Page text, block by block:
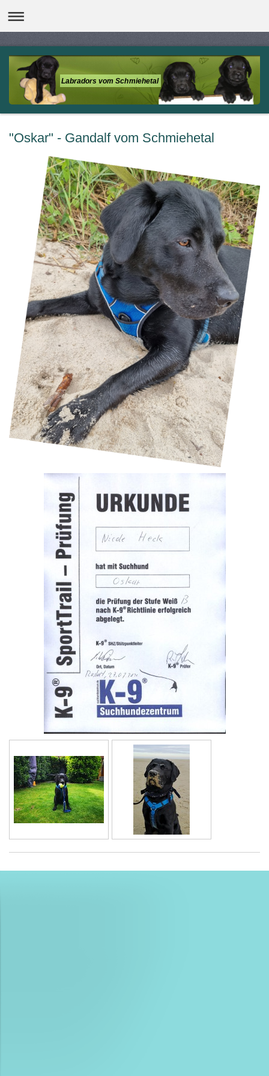
Labradors vom Schmiehetal
"Oskar" - Gandalf vom Schmiehetal